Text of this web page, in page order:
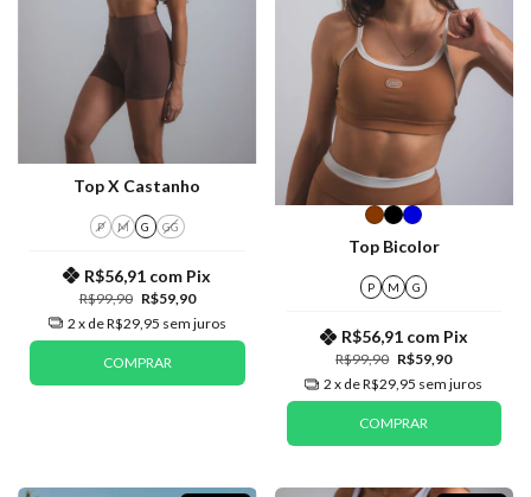
Top X Castanho
P M G GG
R$99,90 R$59,90
R$56,91 com Pix
2 x deR$29,95 sem juros
COMPRAR
Top Bicolor
P M G
R$99,90 R$59,90
R$56,91 com Pix
2 x deR$29,95 sem juros
COMPRAR